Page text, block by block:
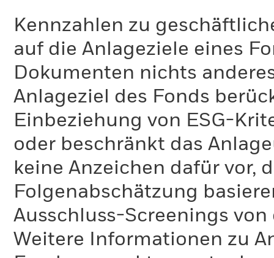
Kennzahlen zu
auf die Anlageziele eines
Dokumenten nichts
Anlageziel des Fonds
Einbeziehung von ESG-
oder beschränkt das
keine Anzeichen dafür vor,
Folgenabschätzung
Ausschluss-Screenings
Weitere Informationen zu